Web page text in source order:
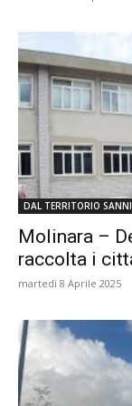
DAL TERRITORIO
Molinara –
raccolta i
martedì 8 Aprile 2025